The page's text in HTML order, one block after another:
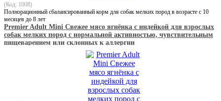
(Код: 1008)
Полнорационный сбалансированный корм для собак мелких пород в возрасте с 10
месяцев до 8 лет
Premier Adult Mini Свежее мясо ягнёнка с индейкой для взрослых
собак мелких пород с нормальной активностью, чувствительным
пищеварением или склонных к аллергии